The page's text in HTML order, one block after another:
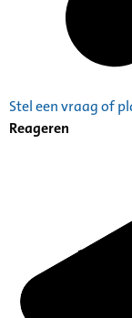
Stel een vraag of
Reageren